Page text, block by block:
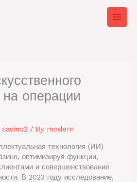
на операции
casino2 / By modern
технология (ИИ)
оптимизируя функции,
и совершенствование
В 2023 году исследование,